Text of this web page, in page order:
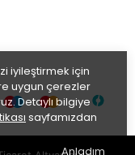
iyileştirmek için
uygun çerezler
Detaylı bilgiye
sayfamızdan
Anladım